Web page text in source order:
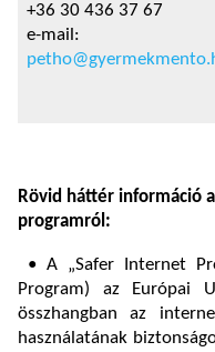
+36 30 436 37 67
e-mail:
Rövid háttér információ
programról:
• A „Safer Internet
Program) az Európai
összhangban az
használatának